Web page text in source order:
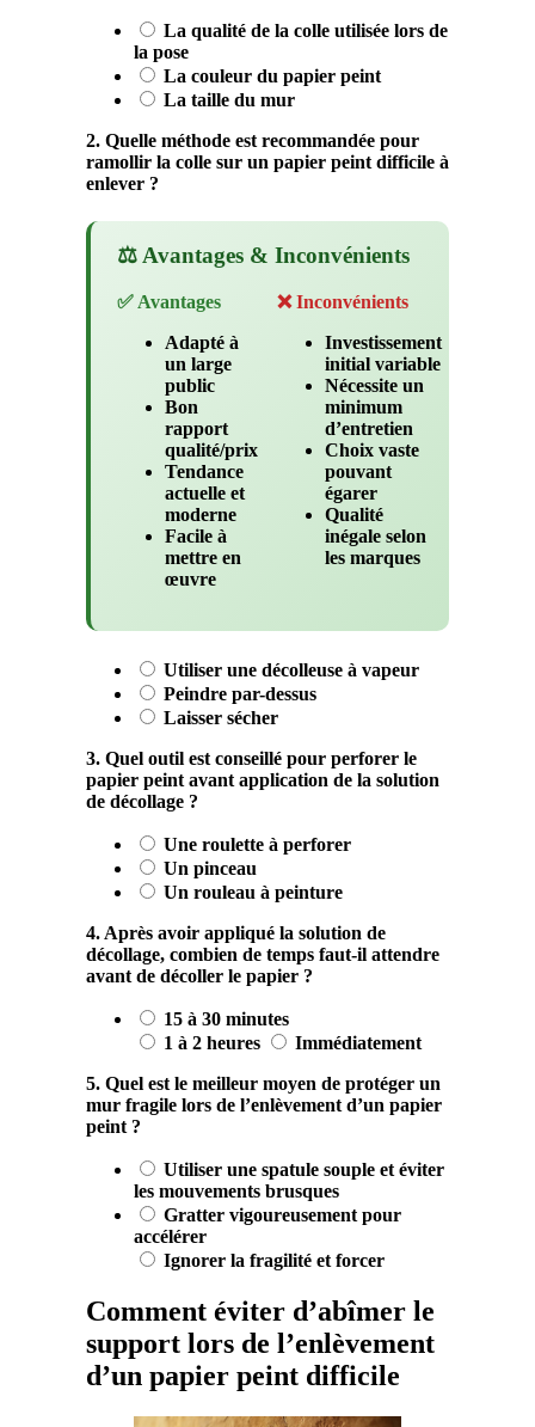
La qualité de la colle utilisée lors de
la pose
La couleur du papier peint
La taille du mur
2. Quelle méthode est recommandée pour
ramollir la colle sur un papier peint difficile à
enlever ?
⚖️ Avantages & Inconvénients
✅ Avantages
Adapté à
un large
public
Bon
rapport
qualité/prix
Tendance
actuelle et
moderne
Facile à
mettre en
œuvre
❌ Inconvénients
Investissement
initial variable
Nécessite un
minimum
d’entretien
Choix vaste
pouvant
égarer
Qualité
inégale selon
les marques
Utiliser une décolleuse à vapeur
Peindre par-dessus
Laisser sécher
3. Quel outil est conseillé pour perforer le
papier peint avant application de la solution
de décollage ?
Une roulette à perforer
Un pinceau
Un rouleau à peinture
4. Après avoir appliqué la solution de
décollage, combien de temps faut-il attendre
avant de décoller le papier ?
15 à 30 minutes
1 à 2 heures
Immédiatement
5. Quel est le meilleur moyen de protéger un
mur fragile lors de l’enlèvement d’un papier
peint ?
Utiliser une spatule souple et éviter
les mouvements brusques
Gratter vigoureusement pour
accélérer
Ignorer la fragilité et forcer
Comment éviter d’abîmer le
support lors de l’enlèvement
d’un papier peint difficile